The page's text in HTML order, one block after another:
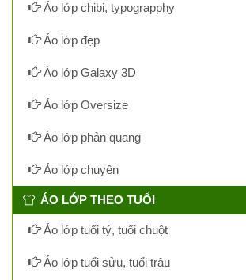
Áo lớp chibi, typograpphy
Áo lớp đẹp
Áo lớp Galaxy 3D
Áo lớp Oversize
Áo lớp phản quang
Áo lớp chuyên
ÁO LỚP THEO TUỔI
Áo lớp tuổi tý, tuổi chuột
Áo lớp tuổi sửu, tuổi trâu